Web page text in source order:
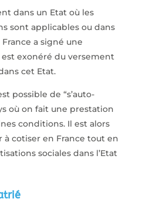
dans un Etat où les
sont applicables ou dans
a signé une
exonéré du versement
cet Etat.
possible de “s’auto-
où on fait une prestation
conditions. Il est alors
cotiser en France tout en
sociales dans l’Etat